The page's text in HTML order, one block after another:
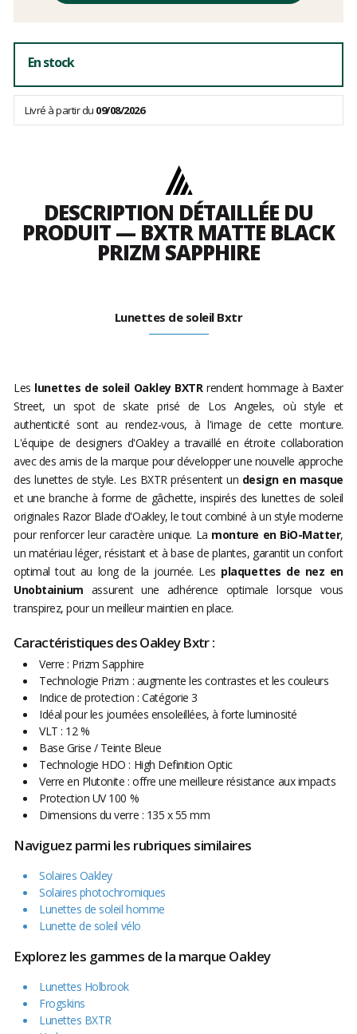
En stock
Livré à partir du 09/08/2026
DESCRIPTION DÉTAILLÉE DU
PRODUIT — BXTR MATTE BLACK
PRIZM SAPPHIRE
Lunettes de soleil Bxtr
Les lunettes de soleil Oakley BXTRrendent hommage à Baxter
Street, un spot de skate prisé de Los Angeles, où style et
authenticité sont au rendez-vous, à l'image de cette monture.
L'équipe de designers d'Oakley a travaillé en étroite collaboration
avec des amis de la marque pour développer une nouvelle approche
des lunettes de style. Les BXTR présentent un design en masque
et une branche à forme de gâchette, inspirés des lunettes de soleil
originales Razor Blade d'Oakley, le tout combiné à un style moderne
pour renforcer leur caractère unique. La monture en BiO-Matter,
un matériau léger, résistant et à base de plantes, garantit un confort
optimal tout au long de la journée. Les plaquettes de nez en
Unobtainium assurent une adhérence optimale lorsque vous
transpirez, pour un meilleur maintien en place.
Caractéristiques des Oakley Bxtr :
Verre : Prizm Sapphire
Technologie Prizm : augmente les contrastes et les couleurs
Indice de protection : Catégorie 3
Idéal pour les journées ensoleillées, à forte luminosité
VLT : 12 %
Base Grise / Teinte Bleue
Technologie HDO : High Definition Optic
Verre en Plutonite : offre une meilleure résistance aux impacts
Protection UV 100 %
Dimensions du verre : 135 x 55 mm
Naviguez parmi les rubriques similaires
Solaires Oakley
Solaires photochromiques
Lunettes de soleil homme
Lunette de soleil vélo
Explorez les gammes de la marque Oakley
Lunettes Holbrook
Frogskins
Lunettes BXTR